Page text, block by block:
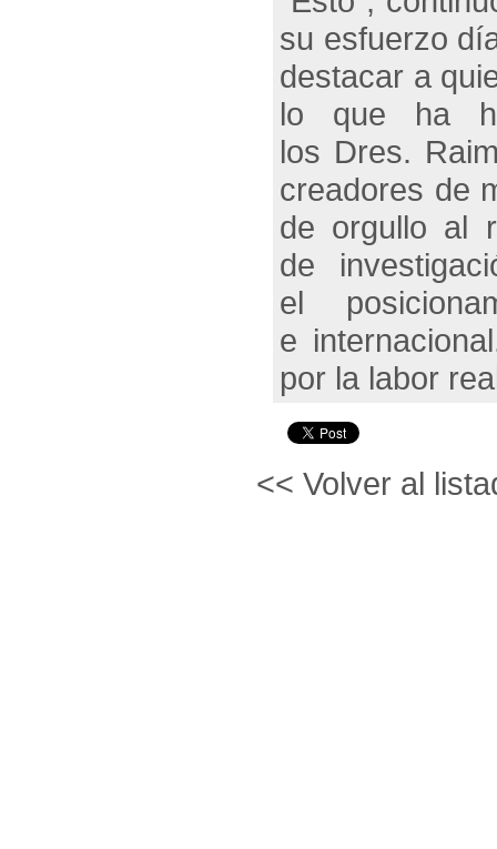
su esfuerzo
destacar a
lo que ha
los Dres.
creadores de
de orgullo al
de
el
e
por la labor
<< Volver al